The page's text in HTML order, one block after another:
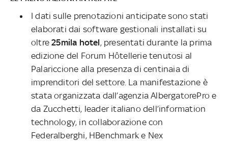
I dati sulle prenotazioni anticipate sono stati
elaborati dai software gestionali installati su
oltre25mila hotel, presentati durante la prima
edizione del Forum Hôtellerie tenutosi al
Palariccione alla presenza di centinaia di
imprenditori del settore. La manifestazione è
stata organizzata dall’agenzia AlbergatorePro e
da Zucchetti, leader italiano dell’information
technology, in collaborazione con
Federalberghi, HBenchmark e Nex